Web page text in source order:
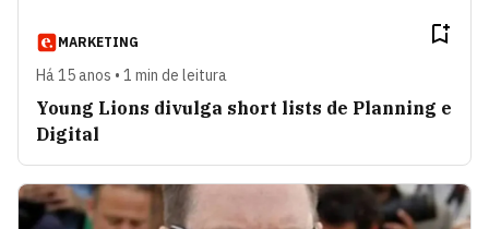
MARKETING
Há 15 anos • 1 min de leitura
Young Lions divulga short lists de Planning e
Digital